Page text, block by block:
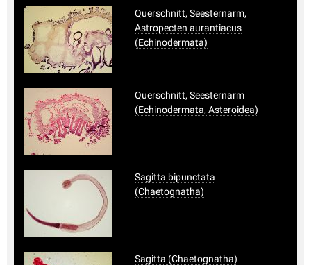
Querschnitt, Seesternarm,
Astropecten aurantiacus
(Echinodermata)
Querschnitt, Seesternarm
(Echinodermata, Asteroidea)
Sagitta bipunctata
(Chaetognatha)
Sagitta (Chaetognatha)